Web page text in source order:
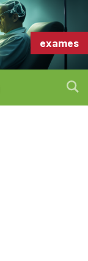
exames